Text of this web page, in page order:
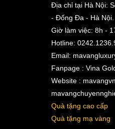
Địa chỉ tại Hà Nội:
- Đống Đa - Hà Nội.
Giờ làm việc: 8h -
Hotline:
Email:
Fanpage : Vina
Website :
Quà tặng cao cấp
Quà tặng mạ vàng